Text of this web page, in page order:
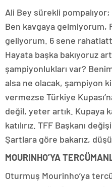
Ali Bey sürekli pompalıyor;
Ben kavgaya gelmiyorum,
geliyorum. 6 sene
Hayata başka bakıyoruz
şampiyonlukları var?
alsa ne olacak, şampiyon
vermezse Türkiye
değil, yeter artık. Kupaya
katılırız. TFF Başkanı
Şartlara göre bakarız,
MOURINHO’YA
Oturmuş Mourinho’ya